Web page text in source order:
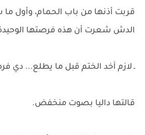
قربت أذنها من باب الحمام،
الدش شعرت أن هذه فرصتها
ـ لازم آخد الختم قبل ما يطلع... دي
قالتها داليا بصوت منخفض.